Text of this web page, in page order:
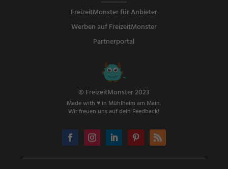
FreizeitMonster für Anbieter
Werben auf FreizeitMonster
Partnerportal
© FreizeitMonster 2023
Made with ♥ in Mühlheim am Main.
Wir freuen uns auf dein Feedback!